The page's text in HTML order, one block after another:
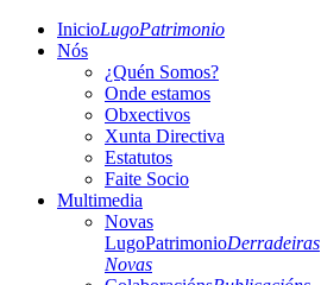
InicioLugoPatrimonio
Nós
¿Quén Somos?
Onde estamos
Obxectivos
Xunta Directiva
Estatutos
Faite Socio
Multimedia
Novas
LugoPatrimonioDerradeiras
Novas